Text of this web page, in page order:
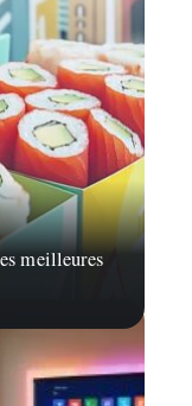
meilleures